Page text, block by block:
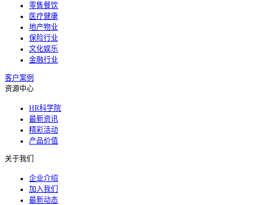
零售餐饮
医疗健康
地产物业
保险行业
文化娱乐
金融行业
客户案例
资源中心
HR科学院
最新资讯
精彩活动
产品价值
关于我们
企业介绍
加入我们
最新动态